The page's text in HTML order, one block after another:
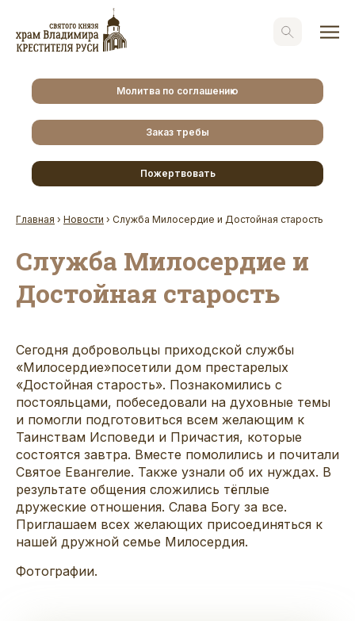
Молитва по соглашению
Заказ требы
Пожертвовать
Главная › Новости › Служба Милосердие и Достойная старость
Служба Милосердие и
Достойная старость
Сегодня добровольцы приходской службы
«Милосердие»посетили дом престарелых
«Достойная старость». Познакомились с
постояльцами, побеседовали на духовные темы
и помогли подготовиться всем желающим к
Таинствам Исповеди и Причастия, которые
состоятся завтра. Вместе помолились и почитали
Святое Евангелие. Также узнали об их нуждах. В
результате общения сложились тёплые
дружеские отношения. Слава Богу за все.
Приглашаем всех желающих присоединяться к
нашей дружной семье Милосердия.
Фотографии.